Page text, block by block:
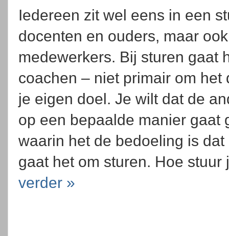
Iedereen zit wel eens in een
docenten en ouders, maar
medewerkers. Bij sturen gaat
coachen – niet primair om
je eigen doel. Je wilt dat de
op een bepaalde manier gaat
waarin het de bedoeling is
gaat het om sturen. Hoe
verder »